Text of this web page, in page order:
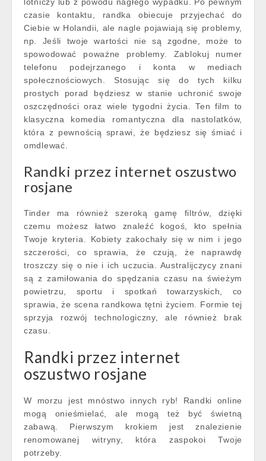
czasie kontaktu, randka obiecuje przyjechać do
Ciebie w Holandii, ale nagle pojawiają się problemy,
np. Jeśli twoje wartości nie są zgodne, może to
spowodować poważne problemy. Zablokuj numer
telefonu podejrzanego i konta w mediach
społecznościowych. Stosując się do tych kilku
prostych porad będziesz w stanie uchronić swoje
oszczędności oraz wiele tygodni życia. Ten film to
klasyczna komedia romantyczna dla nastolatków,
która z pewnością sprawi, że będziesz się śmiać i
omdlewać.
Randki przez internet oszustwo
rosjane
Tinder ma również szeroką gamę filtrów, dzięki
czemu możesz łatwo znaleźć kogoś, kto spełnia
Twoje kryteria. Kobiety zakochały się w nim i jego
szczerości, co sprawia, że czują, że naprawdę
troszczy się o nie i ich uczucia. Australijczycy znani
są z zamiłowania do spędzania czasu na świeżym
powietrzu, sportu i spotkań towarzyskich, co
sprawia, że scena randkowa tętni życiem. Formie tej
sprzyja rozwój technologiczny, ale również brak
czasu.
Randki przez internet
oszustwo rosjane
W morzu jest mnóstwo innych ryb! Randki online
mogą onieśmielać, ale mogą też być świetną
zabawą. Pierwszym krokiem jest znalezienie
renomowanej witryny, która zaspokoi Twoje
potrzeby.